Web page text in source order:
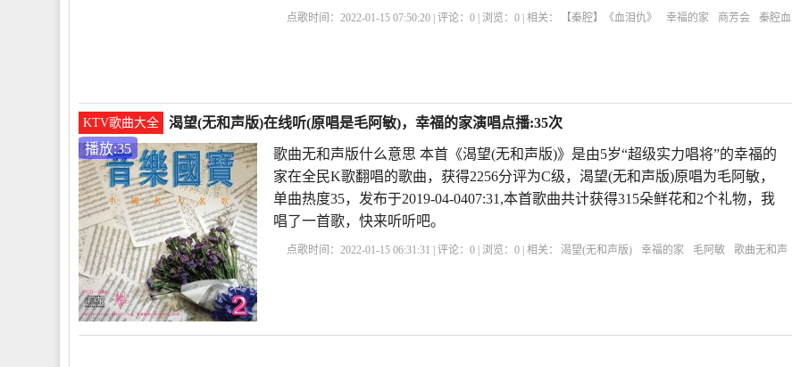
点歌时间：2022-01-15 07:50:20 | 评论：0 | 浏览：0 | 相关： 【秦腔】《血泪仇》 幸福的家 商芳会
秦腔血
KTV歌曲大全
渴望(无和声版)在线听(原唱是毛阿敏)，幸福的家演唱点播:35次
播放:35
歌曲无和声版什么意思 本首《渴望(无和声版)》是由5岁“超级实力唱将”的幸福的
家在全民K歌翻唱的歌曲，获得2256分评为C级，渴望(无和声版)原唱为毛阿敏，
单曲热度35，发布于2019-04-0407:31,本首歌曲共计获得315朵鲜花和2个礼物，我
唱了一首歌，快来听听吧。
点歌时间：2022-01-15 06:31:31 | 评论：0 | 浏览：0 | 相关： 渴望(无和声版) 幸福的家 毛阿敏
歌曲无和声